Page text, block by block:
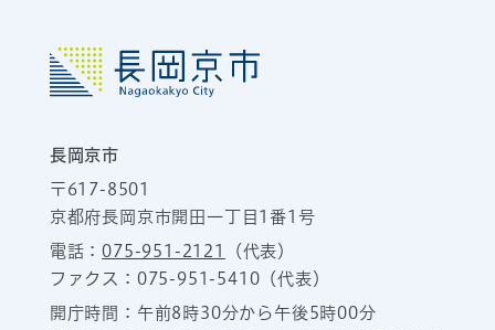
長岡京市
〒617-8501
京都府長岡京市開田一丁目1番1号
電話：075-951-2121
（代表）
ファクス：075-951-5410（代表）
開庁時間：午前8時30分から午後5時00分